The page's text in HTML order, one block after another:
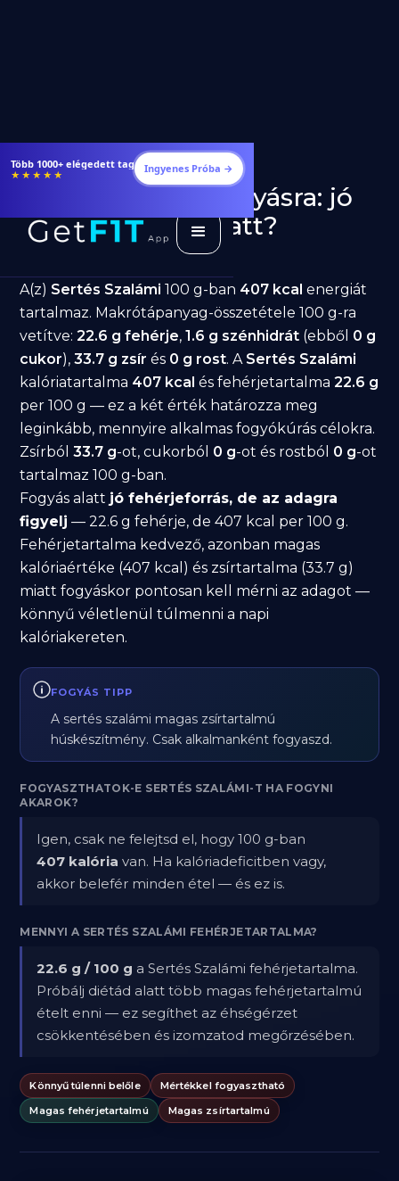
Étrendek, receptek és edzéstervek
★★★★★ Ingyenes Próba →
Sertés Szalámi fogyásra: jó
választás diéta alatt?
A(z) Sertés Szalámi 100 g-ban 407 kcal energiát
tartalmaz. Makrótápanyag-összetétele 100 g-ra
vetítve:22.6 g fehérje,1.6 g szénhidrát (ebből 0 g
cukor),33.7 g zsír és 0 g rost. A Sertés Szalámi
kalóriatartalma 407 kcal és fehérjetartalma22.6 g
per 100 g — ez a két érték határozza meg
leginkább, mennyire alkalmas fogyókúrás célokra.
Zsírból33.7 g-ot, cukorból 0 g-ot és rostból 0 g-ot
tartalmaz 100 g-ban.
Fogyás alatt jó fehérjeforrás, de az adagra
figyelj — 22.6 g fehérje, de 407 kcal per 100 g.
Fehérjetartalma kedvező, azonban magas
kalóriaértéke (407 kcal) és zsírtartalma (33.7 g)
miatt fogyáskor pontosan kell mérni az adagot —
könnyű véletlenül túlmenni a napi
kalóriakereten.
FOGYÁS TIPP
A sertés szalámi magas zsírtartalmú
húskészítmény. Csak alkalmanként fogyaszd.
FOGYASZTHATOK-E SERTÉS SZALÁMI-T HA FOGYNI
AKAROK?
Igen, csak ne felejtsd el, hogy 100 g-ban
407 kalória van. Ha kalóriadeficitben vagy,
akkor belefér minden étel — és ez is.
MENNYI A SERTÉS SZALÁMI FEHÉRJETARTALMA?
22.6 g / 100 g a Sertés Szalámi fehérjetartalma.
Próbálj diétád alatt több magas fehérjetartalmú
ételt enni — ez segíthet az éhségérzet
csökkentésében és izomzatod megőrzésében.
Könnyű túlenni belőle
Mértékkel fogyasztható
Magas fehérjetartalmú
Magas zsírtartalmú